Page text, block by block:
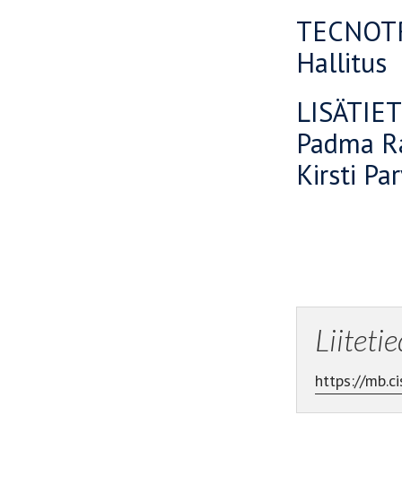
Hallitus
Padma
Kirsti
https://